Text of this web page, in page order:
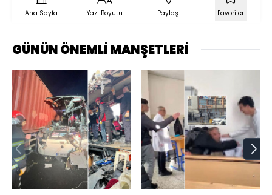
Ana Sayfa Yazı Boyutu Paylaş Favoriler
GÜNÜN ÖNEMLİ MANŞETLERİ